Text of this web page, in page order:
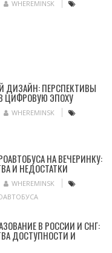
WHEREMINSK
ДИЗАЙН: ПЕРСПЕКТИВЫ
ЦИФРОВУЮ ЭПОХУ
WHEREMINSK
НА ВЕЧЕРИНКУ:
И НЕДОСТАТКИ
WHEREMINSK
В РОССИИ И СНГ:
ДОСТУПНОСТИ И